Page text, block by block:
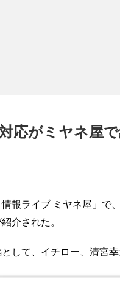
応がミヤネ屋
報ライブ ミヤネ屋」で
介された。
して、イチロー、清宮